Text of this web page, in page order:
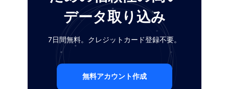
データ取り込み
7日間無料。クレジットカード登録不要。
無料アカウント作成